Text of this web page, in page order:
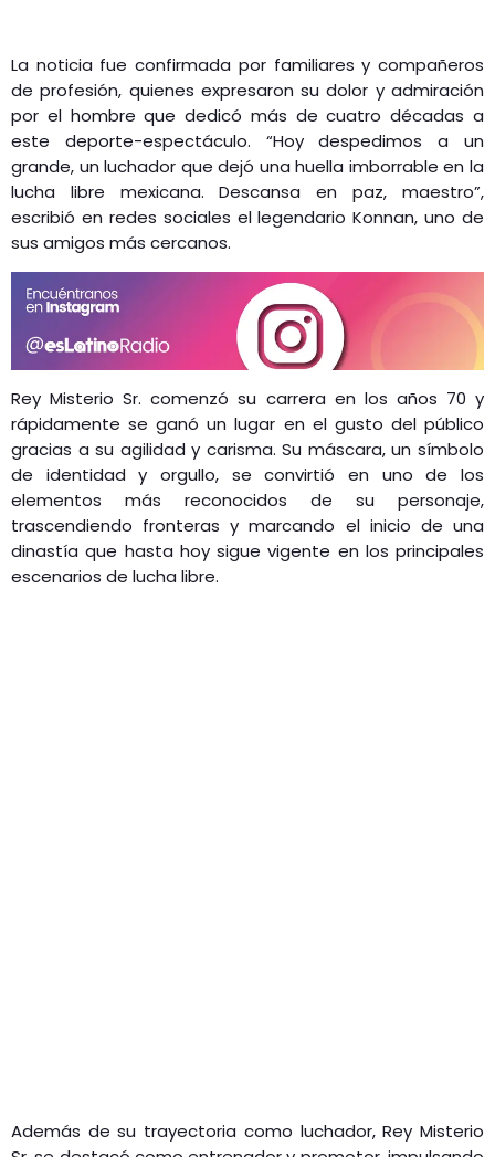
La noticia fue confirmada por familiares y compañeros
de profesión, quienes expresaron su dolor y admiración
por el hombre que dedicó más de cuatro décadas a
este deporte-espectáculo. “Hoy despedimos a un
grande, un luchador que dejó una huella imborrable en la
lucha libre mexicana. Descansa en paz, maestro”,
escribió en redes sociales el legendario Konnan, uno de
sus amigos más cercanos.
Rey Misterio Sr. comenzó su carrera en los años 70 y
rápidamente se ganó un lugar en el gusto del público
gracias a su agilidad y carisma. Su máscara, un símbolo
de identidad y orgullo, se convirtió en uno de los
elementos más reconocidos de su personaje,
trascendiendo fronteras y marcando el inicio de una
dinastía que hasta hoy sigue vigente en los principales
escenarios de lucha libre.
Además de su trayectoria como luchador, Rey Misterio